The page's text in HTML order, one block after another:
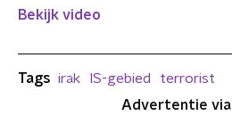
Bekijk video
Tags irak IS-gebied
terrorist
Advertentie via